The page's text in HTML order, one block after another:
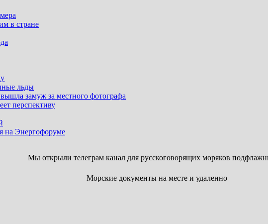
в стране
льды
замуж за местного фотографа
перспективу
на Энергофоруме
Мы открыли телеграм канал для русскоговорящих моряков
Морские документы на месте и удаленно